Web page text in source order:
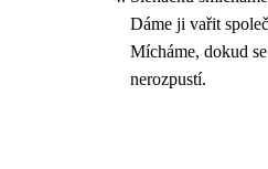
Dáme ji vařit
Mícháme, dokud
nerozpustí.